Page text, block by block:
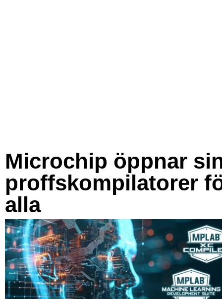
Microchip öppnar
proffskompilatorer
alla